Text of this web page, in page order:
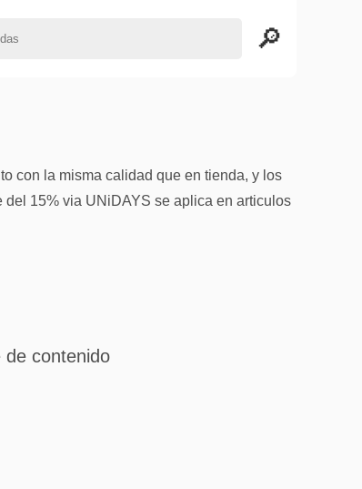
con la misma calidad que en tienda, y los
15% via UNiDAYS se aplica en articulos
de contenido